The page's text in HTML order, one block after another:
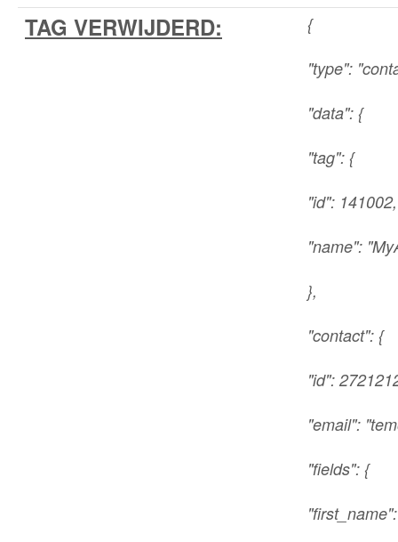
TAG VERWIJDERD:
{
"type":
"data": {
"tag": {
"id": 141002,
"name":
},
"contact": {
"id":
"email":
"fields": {